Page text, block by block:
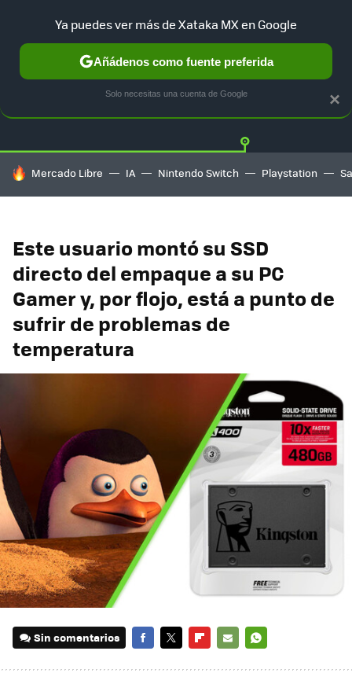
Twitter
HOY SE HABLA DE
Mercado Libre IA Nintendo Switch Playstation
Este usuario montó su SSD
directo del empaque a su PC
Gamer y, por flojo, está a punto de
sufrir de problemas de
temperatura
Sin comentarios
×
Ya puedes ver más de Xataka MX en Google
Añádenos como fuente preferida
Solo necesitas una cuenta de Google